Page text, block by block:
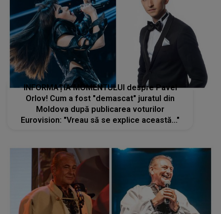
INFORMAȚIA MOMENTULUI despre Pavel
Orlov! Cum a fost "demascat" juratul din
Moldova după publicarea voturilor
Eurovision: "Vreau să se explice această..."